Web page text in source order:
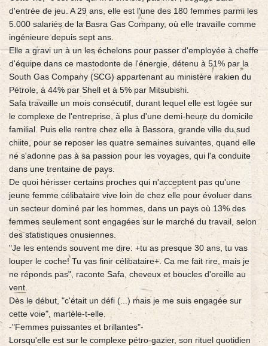
d'entrée de jeu. A 29 ans, elle est l'une des 180 femmes parmi les
5.000 salariés de la Basra Gas Company, où elle travaille comme
ingénieure depuis sept ans.
Elle a gravi un à un les échelons pour passer d'employée à cheffe
d'équipe dans ce mastodonte de l'énergie, détenu à 51% par la
South Gas Company (SCG) appartenant au ministère irakien du
Pétrole, à 44% par Shell et à 5% par Mitsubishi.
Safa travaille un mois consécutif, durant lequel elle est logée sur
le complexe de l'entreprise, à plus d'une demi-heure du domicile
familial. Puis elle rentre chez elle à Bassora, grande ville du sud
chiite, pour se reposer les quatre semaines suivantes, quand elle
ne s'adonne pas à sa passion pour les voyages, qui l'a conduite
dans une trentaine de pays.
De quoi hérisser certains proches qui n'acceptent pas qu'une
jeune femme célibataire vive loin de chez elle pour évoluer dans
un secteur dominé par les hommes, dans un pays où 13% des
femmes seulement sont engagées sur le marché du travail, selon
des statistiques onusiennes.
"Je les entends souvent me dire: +tu as presque 30 ans, tu vas
louper le coche! Tu vas finir célibataire+. Ca me fait rire, mais je
ne réponds pas", raconte Safa, cheveux et boucles d'oreille au
vent.
Dès le début, "c'était un défi (...) mais je me suis engagée sur
cette voie", martèle-t-elle.
-"Femmes puissantes et brillantes"-
Lorsqu'elle est sur le complexe pétro-gazier, son rituel quotidien